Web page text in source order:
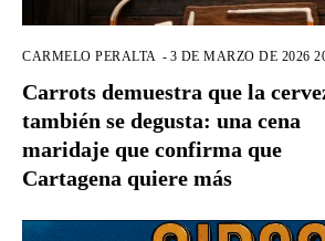
CARMELO PERALTA - 3 DE MARZO DE 2026
Carrots demuestra que la
también se degusta: una cena
maridaje que confirma que
Cartagena quiere más